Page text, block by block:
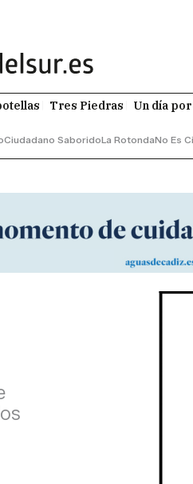
Tres Piedras Un día
Ciudadano SaboridoLa RotondaNo Es